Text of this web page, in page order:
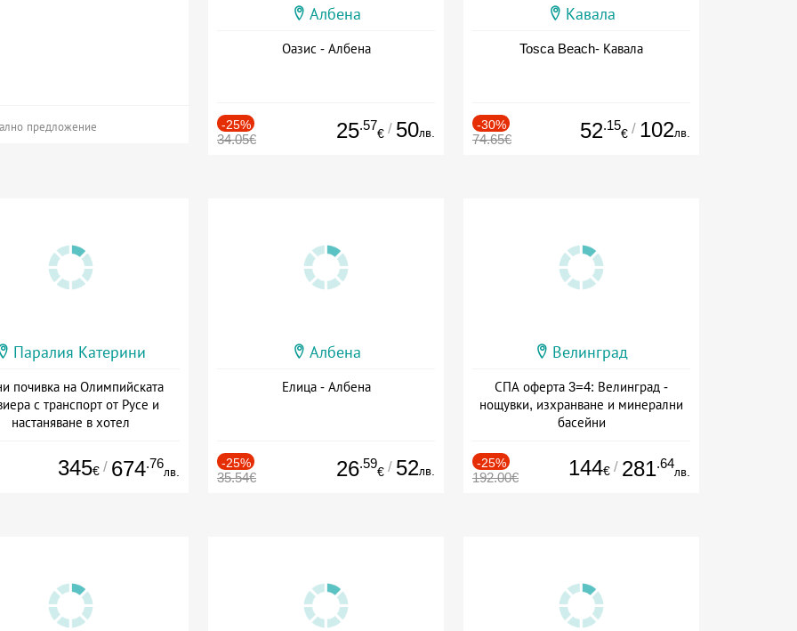
предложение
Албена
Оазис - Албена
-25%
34.05€ 25.57
€ / 50лв.
Кавала
Tosca Beach- Кавала
-30%
74.65€ 52.15
€ / 102лв.
Паралия Катерини
почивка на Олимпийската
с транспорт от Русе и
настаняване в хотел
345€ / 674.76
лв.
Албена
Елица - Албена
-25%
35.54€ 26.59
€ / 52лв.
Велинград
СПА оферта 3=4: Велинград -
нощувки, изхранване и минерални
басейни
-25%
192.00€ 144€ / 281.64
лв.